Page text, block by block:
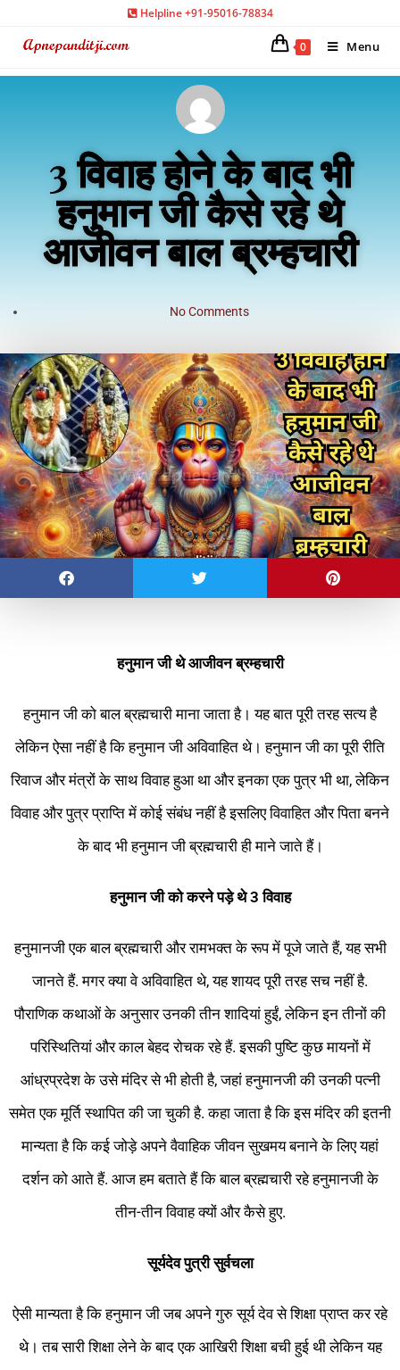
Helpline +91-95016-78834
0 Menu
3 विवाह होने के बाद भी
हनुमान जी कैसे रहे थे
आजीवन बाल ब्रम्हचारी
No Comments
हनुमान जी थे आजीवन ब्रम्हचारी
हनुमान जी को बाल ब्रह्मचारी माना जाता है। यह बात पूरी तरह सत्य है
लेकिन ऐसा नहीं है कि हनुमान जी अविवाहित थे। हनुमान जी का पूरी रीति
रिवाज और मंत्रों के साथ विवाह हुआ था और इनका एक पुत्र भी था, लेकिन
विवाह और पुत्र प्राप्ति में कोई संबंध नहीं है इसलिए विवाहित और पिता बनने
के बाद भी हनुमान जी ब्रह्मचारी ही माने जाते हैं।
हनुमान जी को करने पड़े थे 3 विवाह
हनुमानजी एक बाल ब्रह्मचारी और रामभक्त के रूप में पूजे जाते हैं, यह सभी
जानते हैं. मगर क्या वे अविवाहित थे, यह शायद पूरी तरह सच नहीं है.
पौराणिक कथाओं के अनुसार उनकी तीन शादियां हुईं, लेकिन इन तीनों की
परिस्थितियां और काल बेहद रोचक रहे हैं. इसकी पुष्टि कुछ मायनों में
आंध्रप्रदेश के उसे मंदिर से भी होती है, जहां हनुमानजी की उनकी पत्नी
समेत एक मूर्ति स्थापित की जा चुकी है. कहा जाता है कि इस मंदिर की इतनी
मान्यता है कि कई जोड़े अपने वैवाहिक जीवन सुखमय बनाने के लिए यहां
दर्शन को आते हैं. आज हम बताते हैं कि बाल ब्रह्मचारी रहे हनुमानजी के
तीन-तीन विवाह क्यों और कैसे हुए.
सूर्यदेव पुत्री सुर्वचला
ऐसी मान्यता है कि हनुमान जी जब अपने गुरु सूर्य देव से शिक्षा प्राप्त कर रहे
थे। तब सारी शिक्षा लेने के बाद एक आखिरी शिक्षा बची हुई थी लेकिन यह